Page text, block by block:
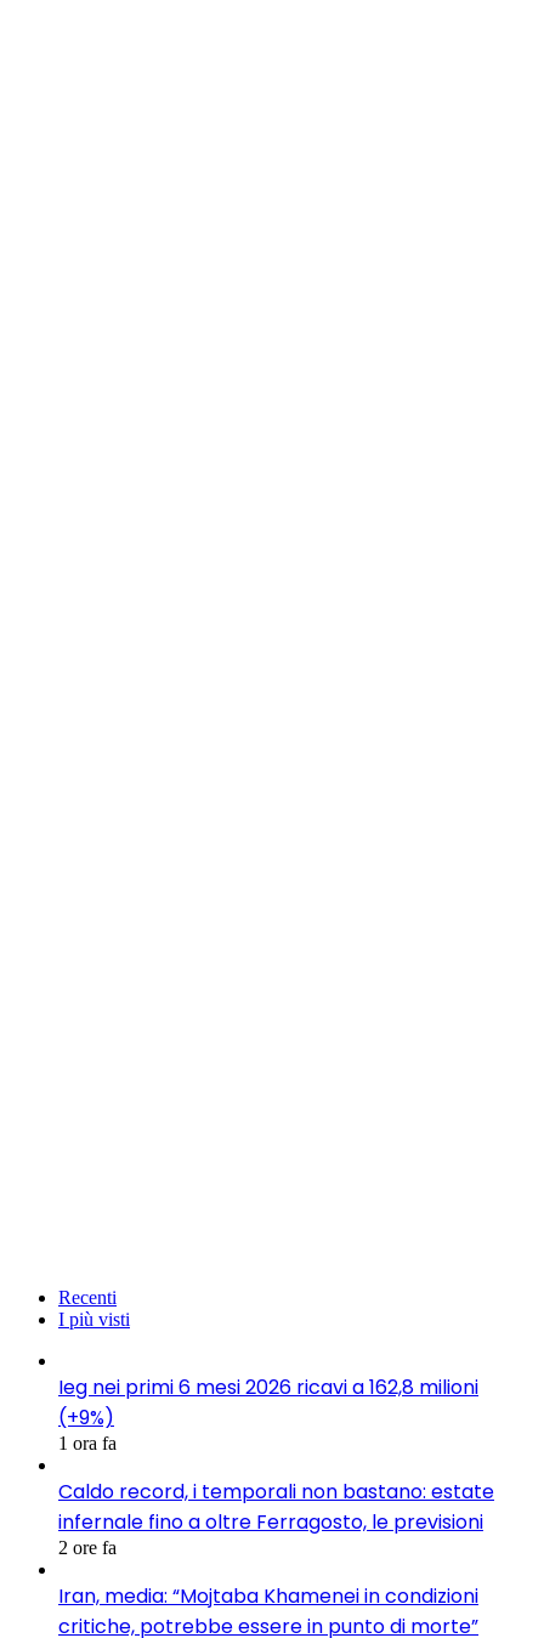
Recenti
I più visti
Ieg nei primi 6 mesi 2026 ricavi a 162,8 milioni
(+9%)
1 ora fa
Caldo record, i temporali non bastano: estate
infernale fino a oltre Ferragosto, le previsioni
2 ore fa
Iran, media: “Mojtaba Khamenei in condizioni
critiche, potrebbe essere in punto di morte”